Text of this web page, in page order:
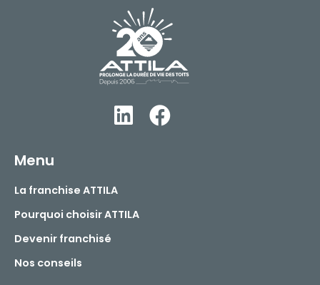
Menu
La franchise ATTILA
Pourquoi choisir ATTILA
Devenir franchisé
Nos conseils